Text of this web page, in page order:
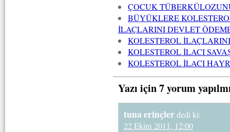
ÇOCUK
BÜYÜKLERE
İLAÇLARINI DEVLET
KOLESTEROL
KOLESTEROL İLACI
KOLESTEROL İLACI
Yazı için 7 yorum
tuna erinçlerdedi ki:
22 Ekim 2011, 12:00